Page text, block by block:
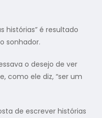
histórias” é resultado
sonhador.
o desejo de ver
como ele diz, “ser um
de escrever histórias